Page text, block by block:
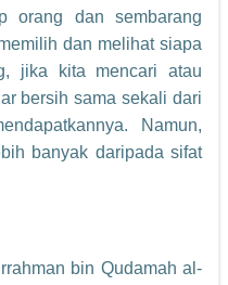
orang dan sembarang
dan melihat siapa
jika kita mencari atau
bersih sama sekali dari
Namun,
banyak daripada sifat
bin Qudamah al-